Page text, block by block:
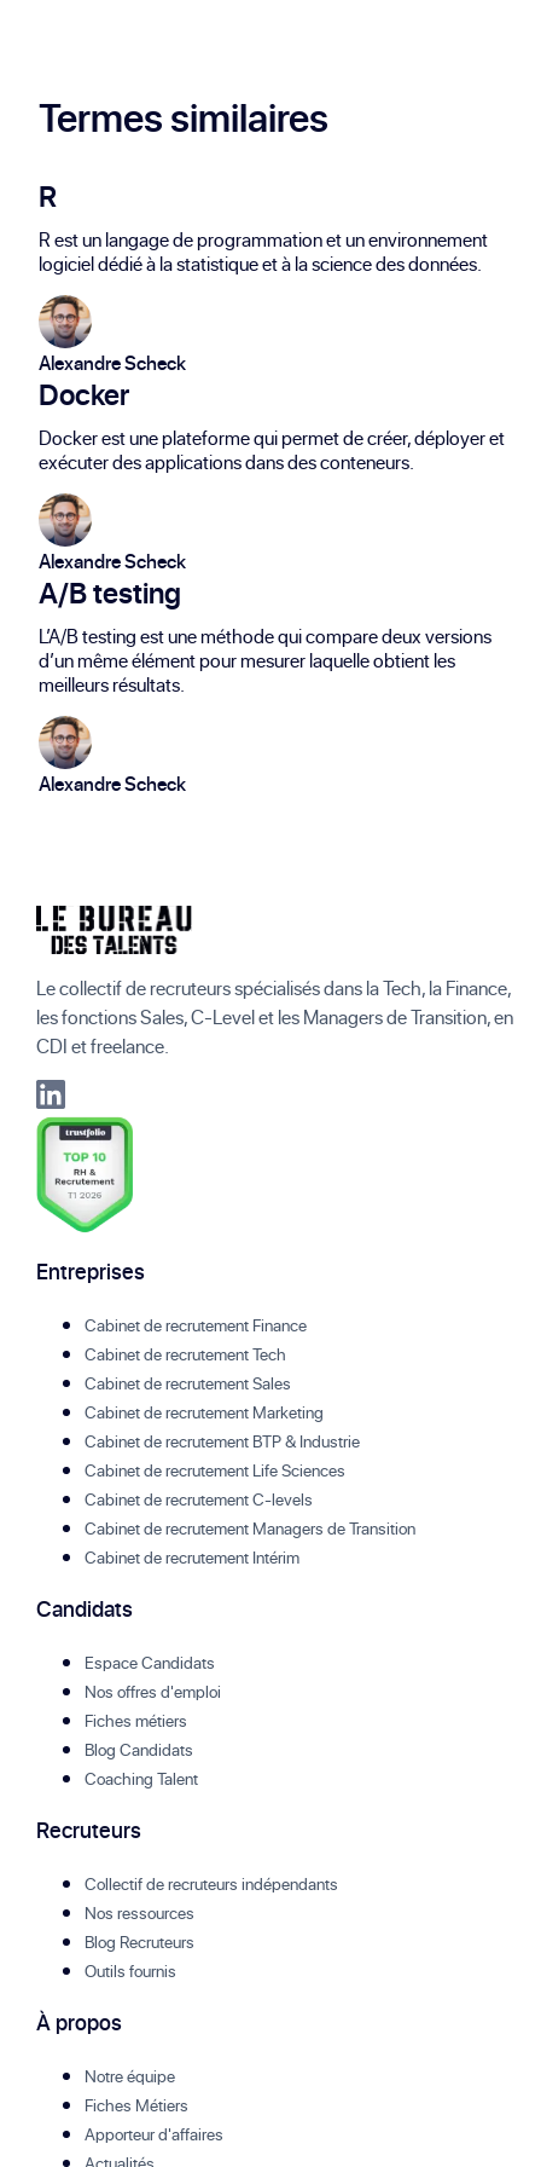
Termes similaires
R
R est un langage de programmation et un environnement
logiciel dédié à la statistique et à la science des données.
Alexandre Scheck
Docker
Docker est une plateforme qui permet de créer, déployer et
exécuter des applications dans des conteneurs.
Alexandre Scheck
A/B testing
L’A/B testing est une méthode qui compare deux versions
d’un même élément pour mesurer laquelle obtient les
meilleurs résultats.
Alexandre Scheck
Le collectif de recruteurs spécialisés dans la Tech, la Finance,
les fonctions Sales, C-Level et les Managers de Transition, en
CDI et freelance.
Entreprises
Cabinet de recrutement Finance
Cabinet de recrutement Tech
Cabinet de recrutement Sales
Cabinet de recrutement Marketing
Cabinet de recrutement BTP & Industrie
Cabinet de recrutement Life Sciences
Cabinet de recrutement C-levels
Cabinet de recrutement Managers de Transition
Cabinet de recrutement Intérim
Candidats
Espace Candidats
Nos offres d'emploi
Fiches métiers
Blog Candidats
Coaching Talent
Recruteurs
Collectif de recruteurs indépendants
Nos ressources
Blog Recruteurs
Outils fournis
À propos
Notre équipe
Fiches Métiers
Apporteur d'affaires